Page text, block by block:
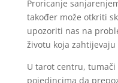
Proricanje
također može otkriti
upozoriti nas na
životu koja zahtijevaju
U tarot centru, tumači
pojedincima da